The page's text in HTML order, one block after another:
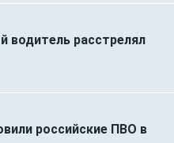
водитель расстрелял
российские ПВО в